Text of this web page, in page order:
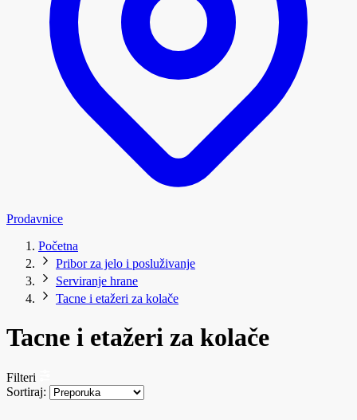
Prodavnice
Početna
Pribor za jelo i posluživanje
Serviranje hrane
Tacne i etažeri za kolače
Tacne i etažeri za kolače
Filteri
Sortiraj: